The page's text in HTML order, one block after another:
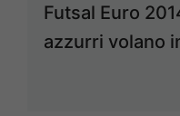
Futsal Euro
azzurri volano